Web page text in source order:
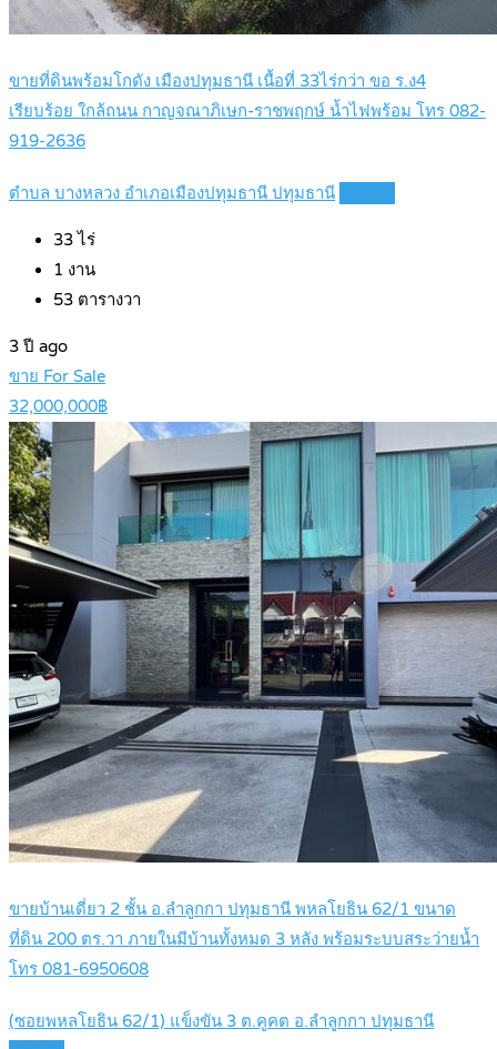
ขายที่ดินพร้อมโกดัง เมืองปทุมธานี เนื้อที่ 33ไร่กว่า ขอ ร.ง4
เรียบร้อย ใกล้ถนน กาญจณาภิเษก-ราชพฤกษ์ น้ำไฟพร้อม โทร 082-
919-2636
ตำบล บางหลวง อำเภอเมืองปทุมธานี ปทุมธานี
33ไร่
1 งาน
53 ตารางวา
3 ปี ago
ขาย For Sale
32,000,000฿
ขายบ้านเดี่ยว 2 ชั้น อ.ลำลูกกา ปทุมธานี พหลโยธิน 62/1 ขนาด
ที่ดิน 200 ตร.วา ภายในมีบ้านทั้งหมด 3 หลัง พร้อมระบบสระว่ายน้ำ
โทร 081-6950608
(ซอยพหลโยธิน 62/1) แข็งขัน 3 ต.คูคต อ.ลำลูกกา ปทุมธานี